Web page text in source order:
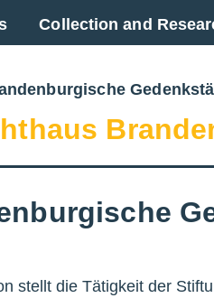
Collection and
stellt die Tätigkeit der